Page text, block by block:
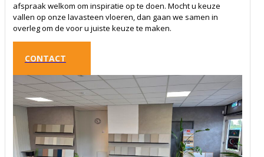
afspraak welkom om inspiratie op te doen. Mocht u keuze
vallen op onze lavasteen vloeren, dan gaan we samen in
overleg om de voor u juiste keuze te maken.
CONTACT